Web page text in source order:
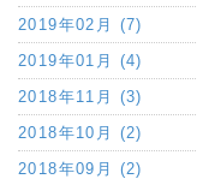
2019年02月 (7)
2019年01月 (4)
2018年11月 (3)
2018年10月 (2)
2018年09月 (2)